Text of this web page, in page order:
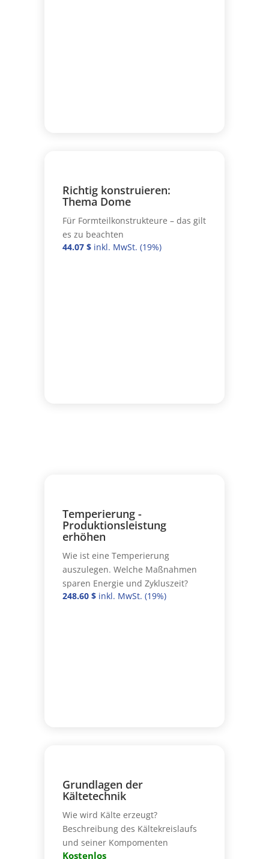
Richtig konstruieren:
Thema Dome
Für Formteilkonstrukteure – das gilt
es zu beachten
44.07 $
Temperierung -
Produktionsleistung
erhöhen
Wie ist eine Temperierung
auszulegen. Welche Maßnahmen
sparen Energie und Zykluszeit?
248.60 $
Grundlagen der
Kältetechnik
Wie wird Kälte erzeugt?
Beschreibung des Kältekreislaufs
und seiner Kompomenten
Kostenlos